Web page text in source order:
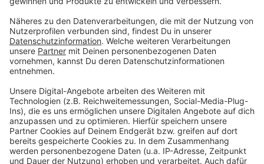
Fortuna für Alle:
Infos der Fortuna: